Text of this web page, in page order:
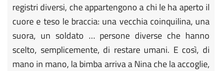
registri diversi, che appartengono a chi le ha aperto il
cuore e teso le braccia: una vecchia coinquilina, una
suora, un soldato … persone diverse che hanno
scelto, semplicemente, di restare umani. E così, di
mano in mano, la bimba arriva a Nina che la accoglie,